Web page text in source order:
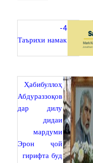
4-
Таърихи намак
Ҳабибуллоҳ
Абдураззоқов
дар дилу
дидаи
мардуми
Эрон ҷой
гирифта буд